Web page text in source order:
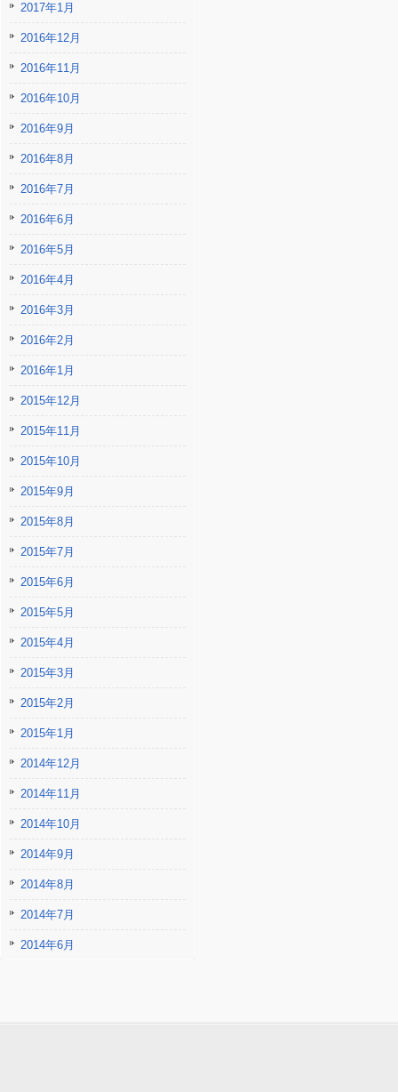
2017年1月
2016年12月
2016年11月
2016年10月
2016年9月
2016年8月
2016年7月
2016年6月
2016年5月
2016年4月
2016年3月
2016年2月
2016年1月
2015年12月
2015年11月
2015年10月
2015年9月
2015年8月
2015年7月
2015年6月
2015年5月
2015年4月
2015年3月
2015年2月
2015年1月
2014年12月
2014年11月
2014年10月
2014年9月
2014年8月
2014年7月
2014年6月